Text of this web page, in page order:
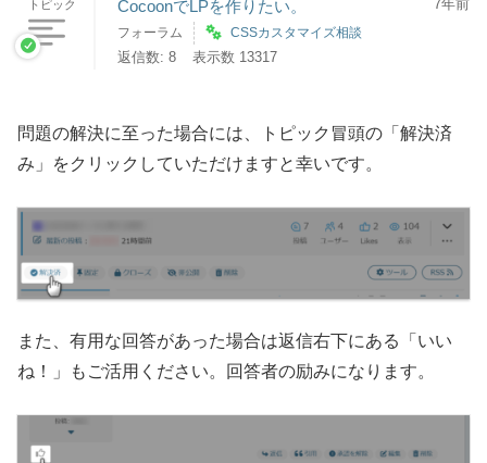
トピック CocoonでLPを作りたい。 7年前
フォーラム CSSカスタマイズ相談
返信数: 8 表示数 13317
問題の解決に至った場合には、トピック冒頭の「解決済
み」をクリックしていただけますと幸いです。
また、有用な回答があった場合は返信右下にある「いい
ね！」もご活用ください。回答者の励みになります。